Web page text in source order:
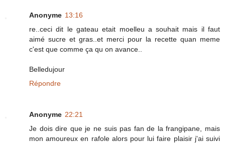
Anonyme 13:16
re..ceci dit le gateau etait moelleu a souhait mais il faut
aimé sucre et gras..et merci pour la recette quan meme
c'est que comme ça qu on avance..
Belledujour
Répondre
Anonyme 22:21
Je dois dire que je ne suis pas fan de la frangipane, mais
mon amoureux en rafole alors pour lui faire plaisir j'ai suivi